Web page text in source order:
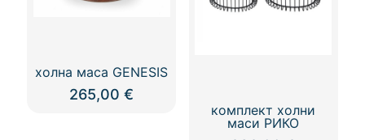
холна маса GENESIS
265,00€
комплект холни
маси РИКО